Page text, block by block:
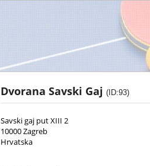
Dvorana Savski Gaj (ID:93)
Savski gaj put XIII 2
10000 Zagreb
Hrvatska